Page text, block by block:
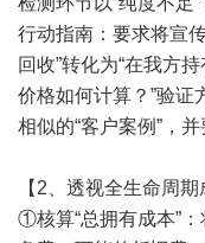
行动指南：要求将宣
回收”转化为“在我方
价格如何计算？”验证
相似的“客户案例”，
【2、透视全生命周
①核算“总拥有成本”